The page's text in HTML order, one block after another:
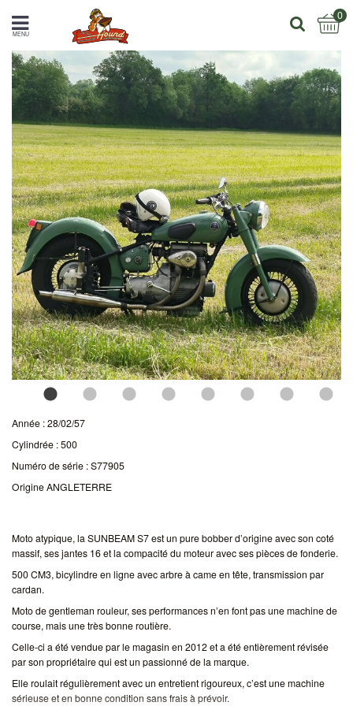
MENU
0
Année : 28/02/57
Cylindrée : 500
Numéro de série : S77905
Origine ANGLETERRE
Moto atypique, la SUNBEAM S7 est un pure bobber d’origine avec son coté
massif, ses jantes 16 et la compacité du moteur avec ses pièces de fonderie.
500 CM3, bicylindre en ligne avec arbre à came en tête, transmission par
cardan.
Moto de gentleman rouleur, ses performances n’en font pas une machine de
course, mais une très bonne routière.
Celle-ci a été vendue par le magasin en 2012 et a été entièrement révisée
par son propriétaire qui est un passionné de la marque.
Elle roulait régulièrement avec un entretient rigoureux, c’est une machine
sérieuse et en bonne condition sans frais à prévoir.